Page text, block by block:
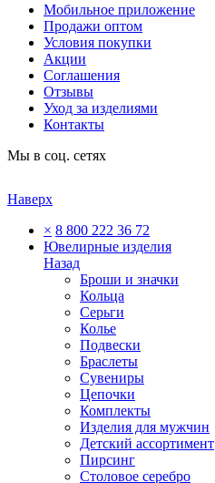
Мобильное приложение
Продажи оптом
Условия покупки
Акции
Соглашения
Отзывы
Уход за изделиями
Контакты
Мы в соц. сетях
Наверх
× 8 800 222 36 72
Ювелирные изделия
Назад
Броши и значки
Кольца
Серьги
Колье
Подвески
Браслеты
Сувениры
Цепочки
Комплекты
Изделия для мужчин
Детский ассортимент
Пирсинг
Столовое серебро